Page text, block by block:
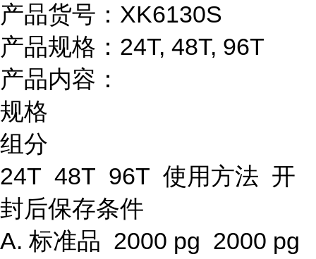
产品货号：XK6130S
产品规格：24T, 48T, 96T
产品内容：
规格
组分
24T 48T 96T 使用方法 开
封后保存条件
A. 标准品 2000 pg 2000 pg